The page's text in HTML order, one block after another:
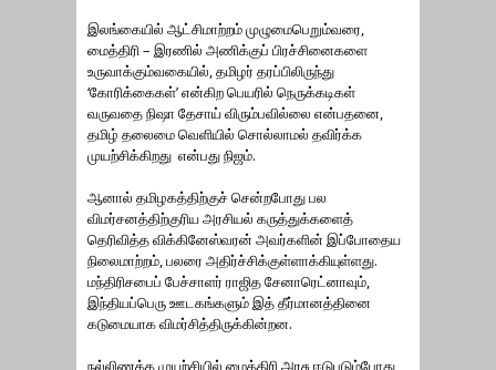
இலங்கையில் ஆட்சிமாற்றம் முழுமைபெறும்வரை,
மைத்திரி – இரணில் அணிக்குப் பிரச்சினைகளை
உருவாக்கும்வகையில், தமிழர் தரப்பிலிருந்து
‘கோரிக்கைகள்’ என்கிற பெயரில் நெருக்கடிகள்
வருவதை நிஷா தேசாய் விரும்பவில்லை என்பதனை,
தமிழ் தலைமை வெளியில் சொல்லாமல் தவிர்க்க
முயற்சிக்கிறது என்பது நிஜம்.
ஆனால் தமிழகத்திற்குச் சென்றபோது பல
விமர்சனத்திற்குரிய அரசியல் கருத்துக்களைத்
தெரிவித்த விக்கினேஸ்வரன் அவர்களின் இப்போதைய
நிலைமாற்றம், பலரை அதிர்ச்சிக்குள்ளாக்கியுள்ளது.
மந்திரிசபைப் பேச்சாளர் ராஜித சேனாரெட்னாவும்,
இந்தியப்பெரு ஊடகங்களும் இத் தீர்மானத்தினை
கடுமையாக விமர்சித்திருக்கின்றன.
நல்லிணக்க முயற்சியில் மைத்திரி அரசு ஈடுபடும்போது,